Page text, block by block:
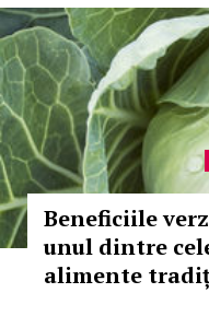
Beneficiile
unul dintre
alimente